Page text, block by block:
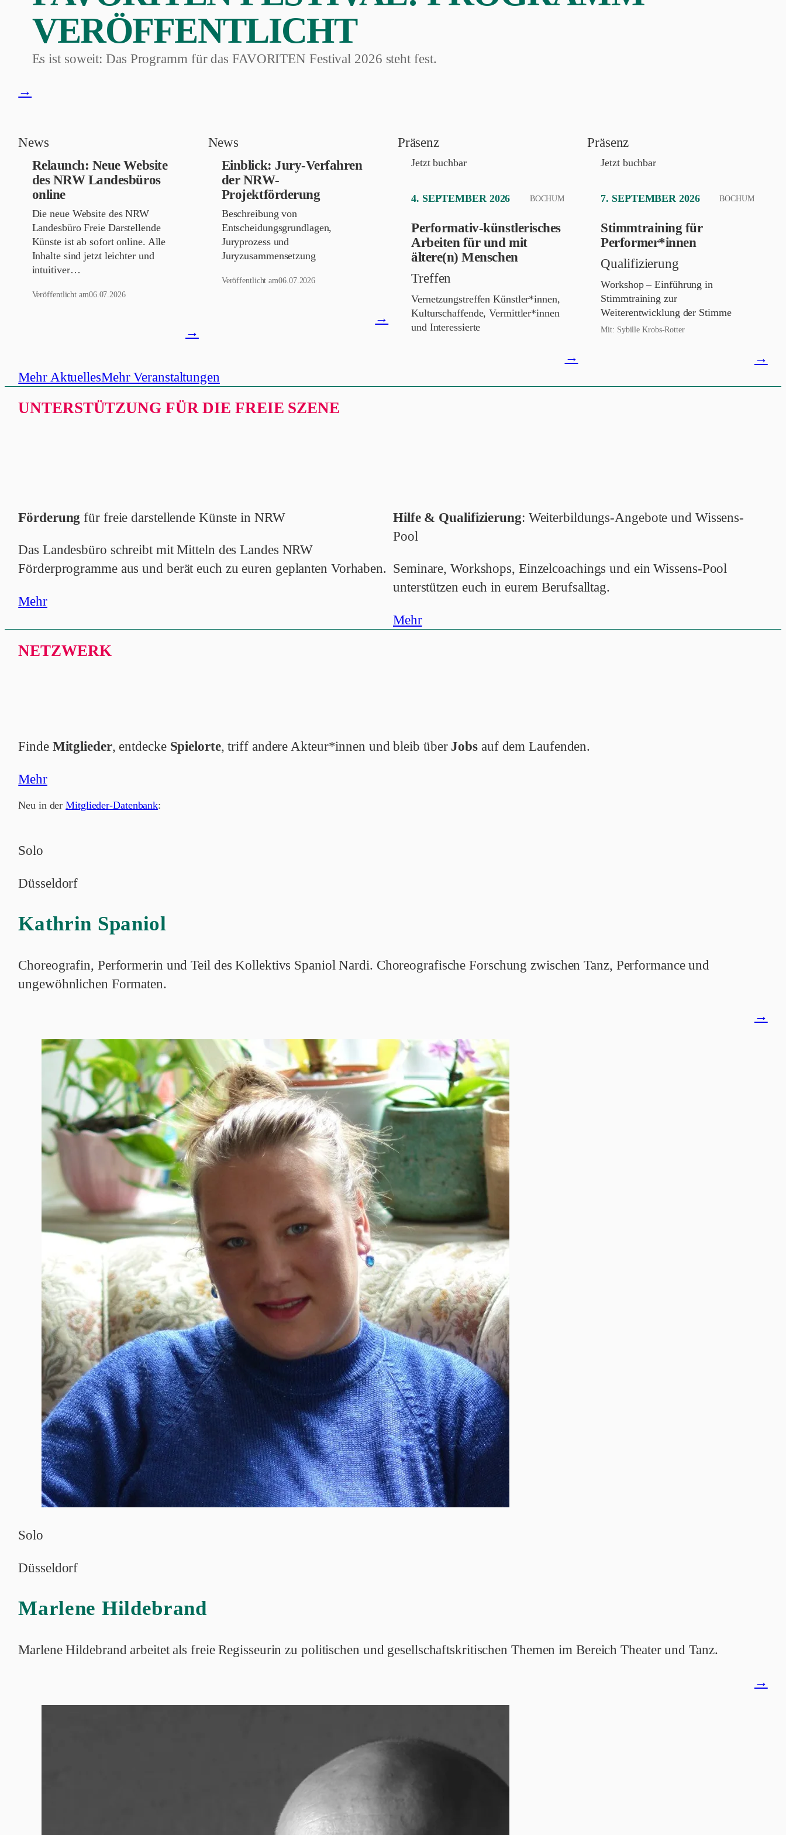
VERÖFFENTLICHT
Es ist soweit: Das Programm für das FAVORITEN Festival 2026 steht fest.
FAVORITEN
veröffentlicht
→
News
Relaunch: Neue Website
des NRW Landesbüros
online
Die neue Website des NRW
Landesbüro Freie Darstellende
Künste ist ab sofort online. Alle
Inhalte sind jetzt leichter und
intuitiver…
Veröffentlicht am06.07.2026
News
→
News
Einblick: Jury-Verfahren
der NRW-
Projektförderung
Beschreibung von
Entscheidungsgrundlagen,
Juryprozess und
Juryzusammensetzung
Veröffentlicht am06.07.2026
News
→
Präsenz
Jetzt buchbar
4. SEPTEMBER 2026 BOCHUM
Performativ-künstlerisches
Arbeiten für und mit
ältere(n) Menschen
Treffen
Vernetzungstreffen Künstler*innen,
Kulturschaffende, Vermittler*innen
und Interessierte
Veranstaltung
→
Präsenz
Jetzt buchbar
7. SEPTEMBER 2026 BOCHUM
Stimmtraining für
Performer*innen
Qualifizierung
Workshop – Einführung in
Stimmtraining zur
Weiterentwicklung der Stimme
Mit: Sybille Krobs-Rotter
→
Mehr AktuellesMehr Veranstaltungen
UNTERSTÜTZUNG FÜR DIE FREIE SZENE
Förderung für freie darstellende Künste in NRW
Das Landesbüro schreibt mit Mitteln des Landes NRW
Förderprogramme aus und berät euch zu euren geplanten Vorhaben.
Mehr
Hilfe & Qualifizierung: Weiterbildungs-Angebote und Wissens-
Pool
Seminare, Workshops, Einzelcoachings und ein Wissens-Pool
unterstützen euch in eurem Berufsalltag.
Mehr
NETZWERK
Finde Mitglieder, entdecke Spielorte, triff andere Akteur*innen und bleib über Jobs auf dem Laufenden.
Mehr
Neu in derMitglieder-Datenbank:
Solo
Düsseldorf
Kathrin Spaniol
Choreografin, Performerin und Teil des Kollektivs Spaniol Nardi. Choreografische Forschung zwischen Tanz, Performance und
ungewöhnlichen Formaten.
→
Solo
Düsseldorf
Marlene Hildebrand
Marlene Hildebrand arbeitet als freie Regisseurin zu politischen und gesellschaftskritischen Themen im Bereich Theater und Tanz.
→